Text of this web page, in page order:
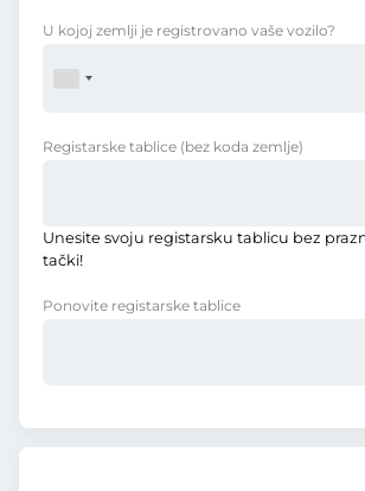
U kojoj zemlji je registrovano vaše vozilo?
Registarske tablice (bez koda zemlje)
Unesite svoju registarsku tablicu bez
tački!
Ponovite registarske tablice